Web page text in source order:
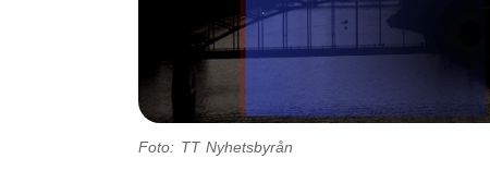
Foto: TT Nyhetsbyrån